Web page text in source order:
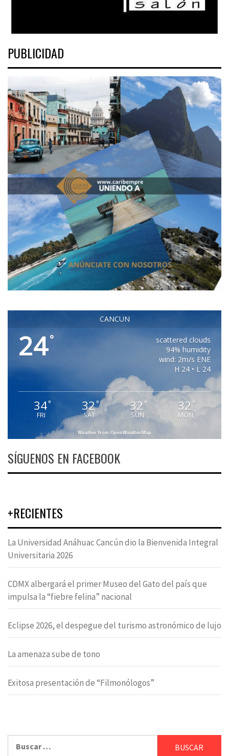
PUBLICIDAD
CANCUN
24°
scattered clouds
94% humidity
wind: 2m/s ENE
H 24 • L 24
34°
FRI
32°
SAT
32 °
SUN
32 °
MON
Weather from OpenWeatherMap
SÍGUENOS EN FACEBOOK
+RECIENTES
La Universidad Anáhuac Cancún dio la Bienvenida Integral
Universitaria 2026
CDMX albergará el primer Museo del Gato del país que
impulsa la “fiebre felina” nacional
Eclipse 2026, el despegue del turismo astronómico de lujo
La amenaza sube de tono
Exitosa presentación de “Filmonólogos”